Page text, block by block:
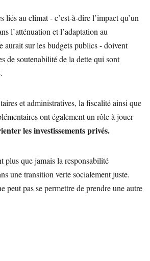
liés au climat - c’est-à-dire l’impact qu’un
l’atténuation et l’adaptation au
aurait sur les budgets publics - doivent
de soutenabilité de la dette qui sont
et administratives, la fiscalité ainsi que
ont également un rôle à jouer
les investissements privés.
plus que jamais la responsabilité
une transition verte socialement juste.
peut pas se permettre de prendre une autre